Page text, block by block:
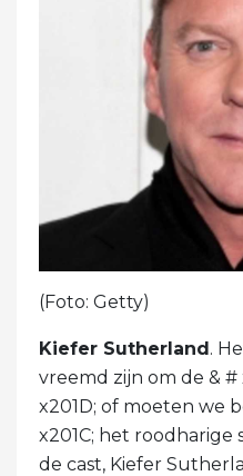
(Foto: Getty)
Kiefer Sutherland.
vreemd zijn om de & #
x201D; of moeten we
x201C; het roodharige
de cast, Kiefer